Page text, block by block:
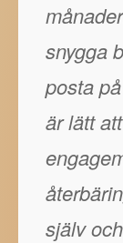
snygga
posta
är lätt
själv